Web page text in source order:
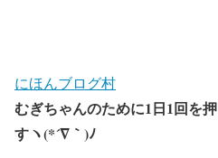
にほんブログ村
むぎちゃんのために1日1回を
すヽ(*´∇ ｀ )ﾉ